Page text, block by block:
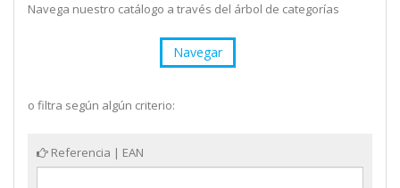
Navega nuestro catálogo a través del árbol de categorías
Navegar
o filtra según algún criterio:
Referencia | EAN